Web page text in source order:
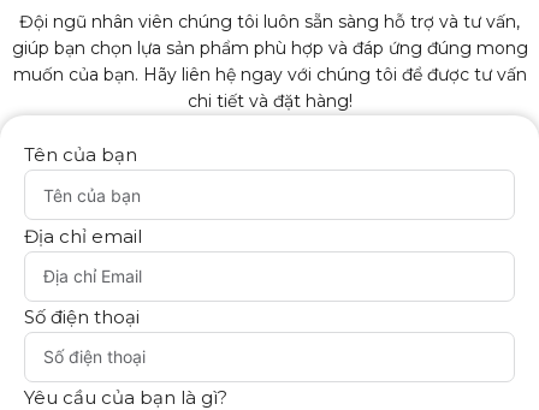
Đội ngũ nhân viên chúng tôi luôn sẵn sàng hỗ trợ và tư vấn,
giúp bạn chọn lựa sản phẩm phù hợp và đáp ứng đúng mong
muốn của bạn. Hãy liên hệ ngay với chúng tôi để được tư vấn
chi tiết và đặt hàng!
Tên của bạn
Địa chỉ email
Số điện thoại
Yêu cầu của bạn là gì?